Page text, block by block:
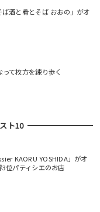
酒と肴とそば おおの」がオ
て枚方を練り歩く
ト10
KAORU YOSHIDA」がオ
位パティシエのお店